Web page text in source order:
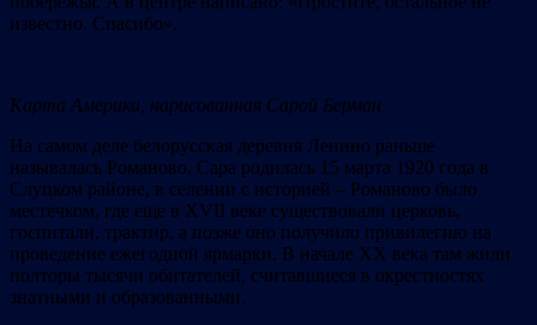
известно. Спасибо».
Карта Америки, нарисованная Сарой Берман
На самом деле белорусская деревня Ленино раньше
называлась Романово. Сара родилась 15 марта 1920 года в
Слуцком районе, в селении с историей – Романово было
местечком, где еще в XVII веке существовали церковь,
госпитали, трактир, а позже оно получило привилегию на
проведение ежегодной ярмарки. В начале XX века там жили
полторы тысячи обитателей, считавшиеся в окрестностях
знатными и образованными.